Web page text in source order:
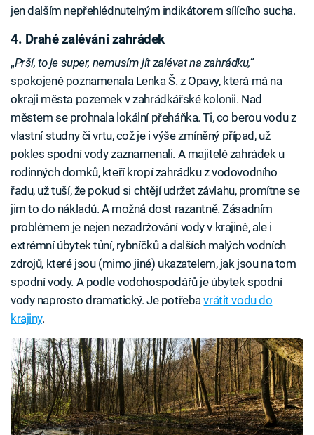
jen dalším nepřehlédnutelným indikátorem sílícího sucha.
4. Drahé zalévání zahrádek
„Prší, to je super, nemusím jít zalévat na zahrádku,“
spokojeně poznamenala Lenka Š. z Opavy, která má na
okraji města pozemek v zahrádkářské kolonii. Nad
městem se prohnala lokální přeháňka. Ti, co berou vodu z
vlastní studny či vrtu, což je i výše zmíněný případ, už
pokles spodní vody zaznamenali. A majitelé zahrádek u
rodinných domků, kteří kropí zahrádku z vodovodního
řadu, už tuší, že pokud si chtějí udržet závlahu, promítne se
jim to do nákladů. A možná dost razantně. Zásadním
problémem je nejen nezadržování vody v krajině, ale i
extrémní úbytek tůní, rybníčků a dalších malých vodních
zdrojů, které jsou (mimo jiné) ukazatelem, jak jsou na tom
spodní vody. A podle vodohospodářů je úbytek spodní
vody naprosto dramatický. Je potřebavrátit vodu do
krajiny.